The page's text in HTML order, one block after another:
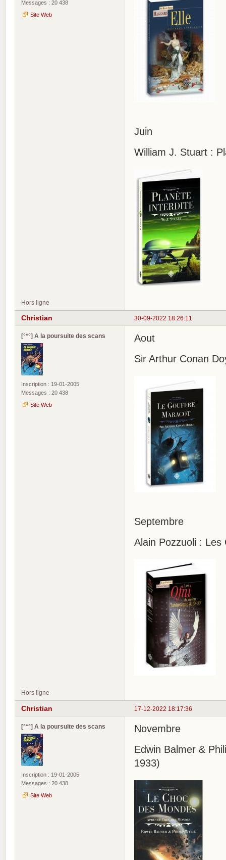
Messages : 20 438
Site Web
Juin
William J. Stuart :
Hors ligne
30-09-2022 18:26:11
Christian
[°*°] A la poursuite des scans
Inscription : 19-01-2005
Messages : 20 438
Site Web
Aout
Sir Arthur Conan
Septembre
Alain Pozzuoli :
Hors ligne
17-12-2022 18:17:36
Christian
[°*°] A la poursuite des scans
Inscription : 19-01-2005
Messages : 20 438
Site Web
Novembre
Edwin Balmer &
1933)